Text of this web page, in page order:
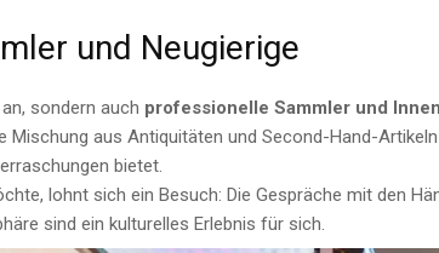
und Neugierige
sondern auch professionelle Sammler und
Mischung aus Antiquitäten und Second-Hand-
bietet.
lohnt sich ein Besuch: Die Gespräche mit den
sind ein kulturelles Erlebnis für sich.